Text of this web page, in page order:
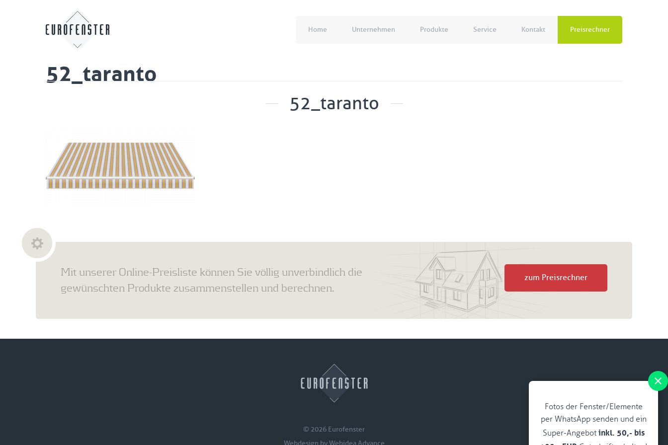
Home Unternehmen Produkte Service Kontakt Preisrechner
52_taranto
52_taranto
Fotos der Fenster/Elemente
per WhatsApp senden und ein
Super-Angebot inkl. 50,- bis
Mit unserer Online-Preisliste können Sie völlig unverbindlich die
gewünschten Produkte zusammenstellen und berechnen.
zum Preisrechner
© 2026 Eurofenster
Webdesign byWebidea Advance